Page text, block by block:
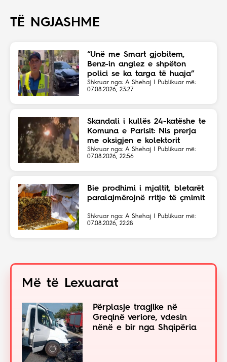
TË NGJASHME
“Unë me Smart gjobitem,
Benz-in anglez e shpëton
polici se ka targa të huaja”
Shkruar nga: A Shehaj | Publikuar më:
07.08.2026, 23:27
Skandali i kullës 24-katëshe te
Komuna e Parisit: Nis prerja
me oksigjen e kolektorit
magjistral në fshehtësi
Shkruar nga: A Shehaj | Publikuar më:
07.08.2026, 22:56
Bie prodhimi i mjaltit, bletarët
paralajmërojnë rritje të çmimit
Shkruar nga: A Shehaj | Publikuar më:
07.08.2026, 22:28
Më të Lexuarat
Përplasje tragjike në
Greqinë veriore, vdesin
nënë e bir nga Shqipëria